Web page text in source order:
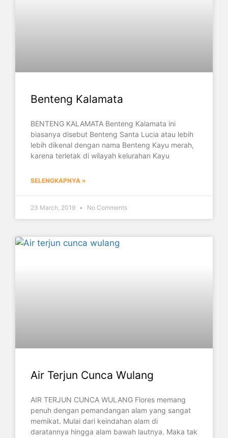
Benteng Kalamata
BENTENG KALAMATA Benteng Kalamata ini
biasanya disebut Benteng Santa Lucia atau lebih
lebih dikenal dengan nama Benteng Kayu merah,
karena terletak di wilayah kelurahan Kayu
SELENGKAPNYA »
23 March, 2019 No Comments
Air Terjun Cunca Wulang
AIR TERJUN CUNCA WULANG Flores memang
penuh dengan pemandangan alam yang sangat
memikat. Mulai dari keindahan alam di
daratannya hingga alam bawah lautnya. Maka tak